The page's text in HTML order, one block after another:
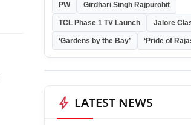
PW Girdhari Singh Rajpurohit
TCL Phase 1 TV Launch Jalore
‘Gardens by the Bay’ ‘Pride of
bolt LATEST NEWS